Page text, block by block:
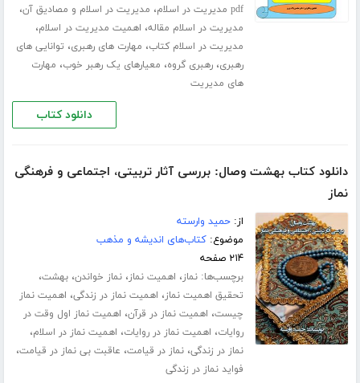
pdf مدیریت در اسلام ، مدیریت در اسلام و مصادیق آن،
مدیریت در اسلام مقاله، اهمیت مدیریت در اسلام،
مدیریت در اسلام کتاب، مهارت های رهبری، توانایی های
رهبری،رهبری گروه، معیارهای یک رهبر خوب، مهارت
های مدیریت
دانلود کتاب
دانلود کتاب بهشت وصال: بررسی آثار تربیتی، اجتماعی و فرهنگی
نماز
از:حمید وارسته
موضوع:کتاب‌های اندیشه و مذهب
۲۱۴ صفحه
برچسب‌ها:نماز، اهمیت نماز،نماز خواندن،بهشت،
تحقیق اهمیت نماز، اهمیت نماز در زندگی، اهمیت نماز
چیست، اهمیت نماز در قرآن، اهمیت نماز اول وقت در
روایات، اهمیت نماز در روایات، اهمیت نماز در اسلام،
نماز در زندگی،نماز در قیامت، عاقبت بی نماز در قیامت،
فواید نماز در زندگی